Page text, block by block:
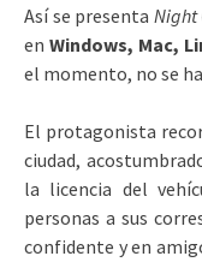
Así se presenta Night
en Windows, Mac,
el momento, no se
El protagonista
ciudad,
la licencia del
personas a sus
confidente y en